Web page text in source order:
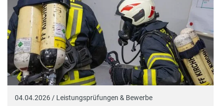
04.04.2026 / Leistungsprüfungen & Bewerbe